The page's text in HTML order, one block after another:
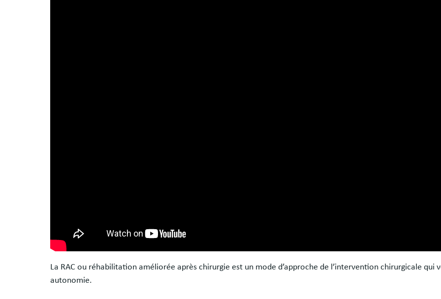
La RAC ou réhabilitation améliorée après chirurgie est un mode d’approche de l’intervention chirurgicale
autonomie.